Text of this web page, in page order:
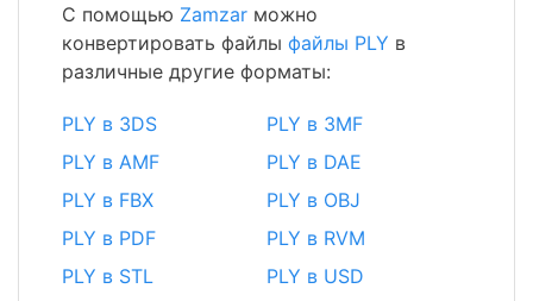
С помощью Zamzar можно
конвертировать файлы файлы PLY в
различные другие форматы:
PLY в 3DS
PLY в 3MF
PLY в AMF
PLY в DAE
PLY в FBX
PLY в OBJ
PLY в PDF
PLY в RVM
PLY в STL
PLY в USD